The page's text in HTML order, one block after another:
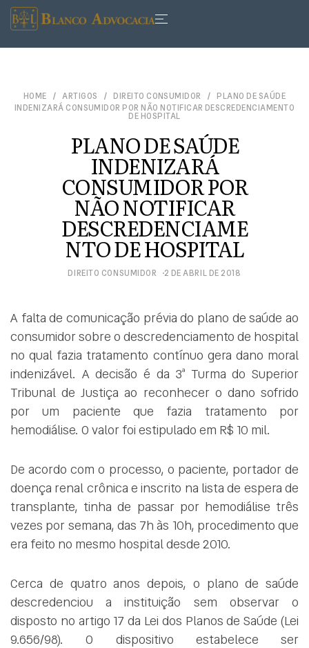
HOME ARTIGOS DIREITO CONSUMIDOR
PLANO DE SAÚDE
INDENIZARÁ CONSUMIDOR POR NÃO NOTIFICAR DESCREDENCIAMENTO
DE HOSPITAL
PLANO DE SAÚDE
INDENIZARÁ
CONSUMIDOR POR
NÃO NOTIFICAR
DESCREDENCIAME
NTO DE HOSPITAL
DIREITO CONSUMIDOR 2 DE ABRIL DE 2018
A falta de comunicação prévia do plano de saúde ao
consumidor sobre o descredenciamento de hospital
no qual fazia tratamento contínuo gera dano moral
indenizável. A decisão é da 3ª Turma do Superior
Tribunal de Justiça ao reconhecer o dano sofrido
por um paciente que fazia tratamento por
hemodiálise. O valor foi estipulado em R$ 10 mil.
De acordo com o processo, o paciente, portador de
doença renal crônica e inscrito na lista de espera de
transplante, tinha de passar por hemodiálise três
vezes por semana, das 7h às 10h, procedimento que
era feito no mesmo hospital desde 2010.
Cerca de quatro anos depois, o plano de saúde
descredenciou a instituição sem observar o
disposto no artigo 17 da Lei dos Planos de Saúde (Lei
9.656/98). O dispositivo estabelece ser